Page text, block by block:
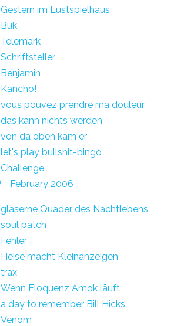
Gestern im Lustspielhaus
Buk
Telemark
Schriftsteller
Benjamin
Kancho!
vous pouvez prendre ma douleur
das kann nichts werden
von da oben kam er
let's play bullshit-bingo
Challenge
February 2006
gläserne Quader des Nachtlebens
soul patch
Fehler
Heise macht Kleinanzeigen
trax
Wenn Eloquenz Amok läuft
a day to remember Bill Hicks
Venom